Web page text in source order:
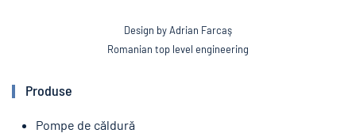
Design by Adrian Farcaş
Romanian top level engineering
Produse
Pompe de căldură